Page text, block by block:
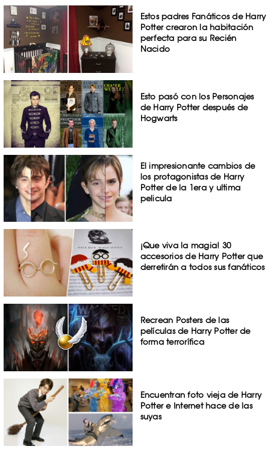
Estos padres Fanáticos de Harry
Potter crearon la habitación
perfecta para su Recién
Nacido
Esto pasó con los Personajes
de Harry Potter después de
Hogwarts
El impresionante cambios de
los protagonistas de Harry
Potter de la 1era y ultima
pelicula
¡Que viva la magia! 30
accesorios de Harry Potter que
derretirán a todos sus fanáticos
Recrean Posters de las
películas de Harry Potter de
forma terrorífica
Encuentran foto vieja de Harry
Potter e Internet hace de las
suyas